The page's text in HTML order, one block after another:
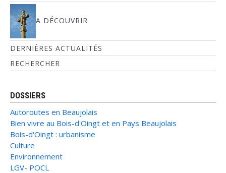
A DÉCOUVRIR
DERNIÈRES ACTUALITÉS
RECHERCHER
DOSSIERS
Autoroutes en Beaujolais
Bien vivre au Bois-d'Oingt et en Pays Beaujolais
Bois-d'Oingt : urbanisme
Culture
Environnement
LGV- POCL